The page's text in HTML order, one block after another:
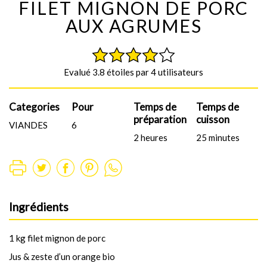
FILET MIGNON DE PORC
AUX AGRUMES
Evalué 3.8 étoiles par 4 utilisateurs
Categories
VIANDES
Pour
6
Temps de
préparation
2 heures
Temps de
cuisson
25 minutes
Ingrédients
1 kg filet mignon de porc
Jus & zeste d’un orange bio